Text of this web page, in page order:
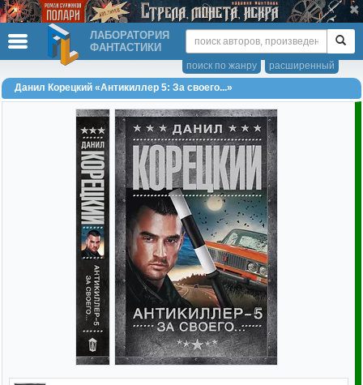
ЛАБОРАТОРИЯ
ФАНТАСТИКИ
расширенный
поиск по жанру
Данил Корецкий «Антикиллер 5: За своего...»